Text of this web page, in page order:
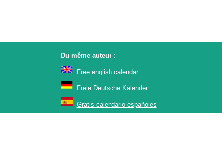
Du même auteur :
Free english calendar
Freie Deutsche Kalender
Gratis calendario españoles